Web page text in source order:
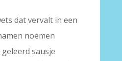
dat vervalt in een
noemen
sausje